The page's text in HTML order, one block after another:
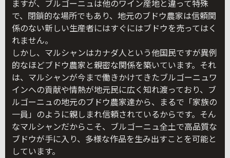
ますが、ブルゴーニュは他のワイン産地と違って特殊
で、閉鎖的な場所でもあり、地元のブドウ農家は信頼関
係のない新しい生産者にはすぐにはブドウを売ってはく
れません。
しかし、マルシャンはカナダ人という他国民ですが異例
的なほどブドウ農家と親密な関係を築いています。それ
は、マルシャンが今まで働きかけてきたブルゴーニュワ
インへの貢献や情熱が地元民に広く知れ渡っており、ブ
ルゴーニュの地元のブドウ農家達から、まるで「家族の
一員」のように親しまれ信頼されているからです。そん
なマルシャンだからこそ、ブルゴーニュ全土で高品質な
ブドウが手に入り、多様な作品を生み出すことを可能と
しています。